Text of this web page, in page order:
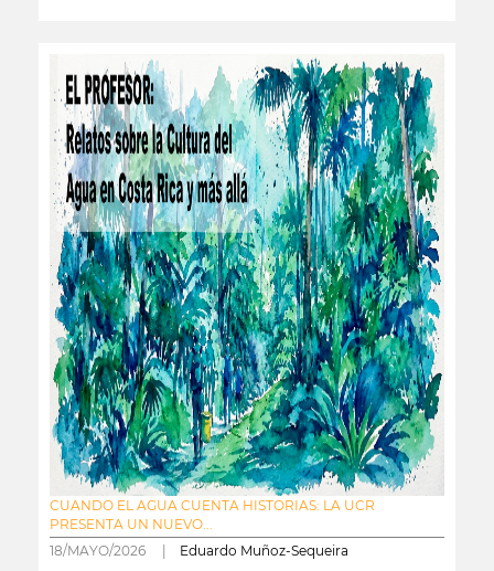
CUANDO EL AGUA CUENTA HISTORIAS: LA UCR
PRESENTA UN NUEVO...
18/MAYO/2026 | Eduardo Muñoz-Sequeira